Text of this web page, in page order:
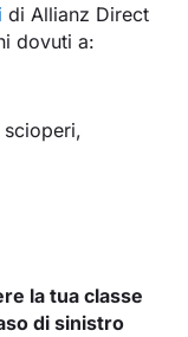
di Allianz Direct
dovuti a:
la tua classe
di sinistro